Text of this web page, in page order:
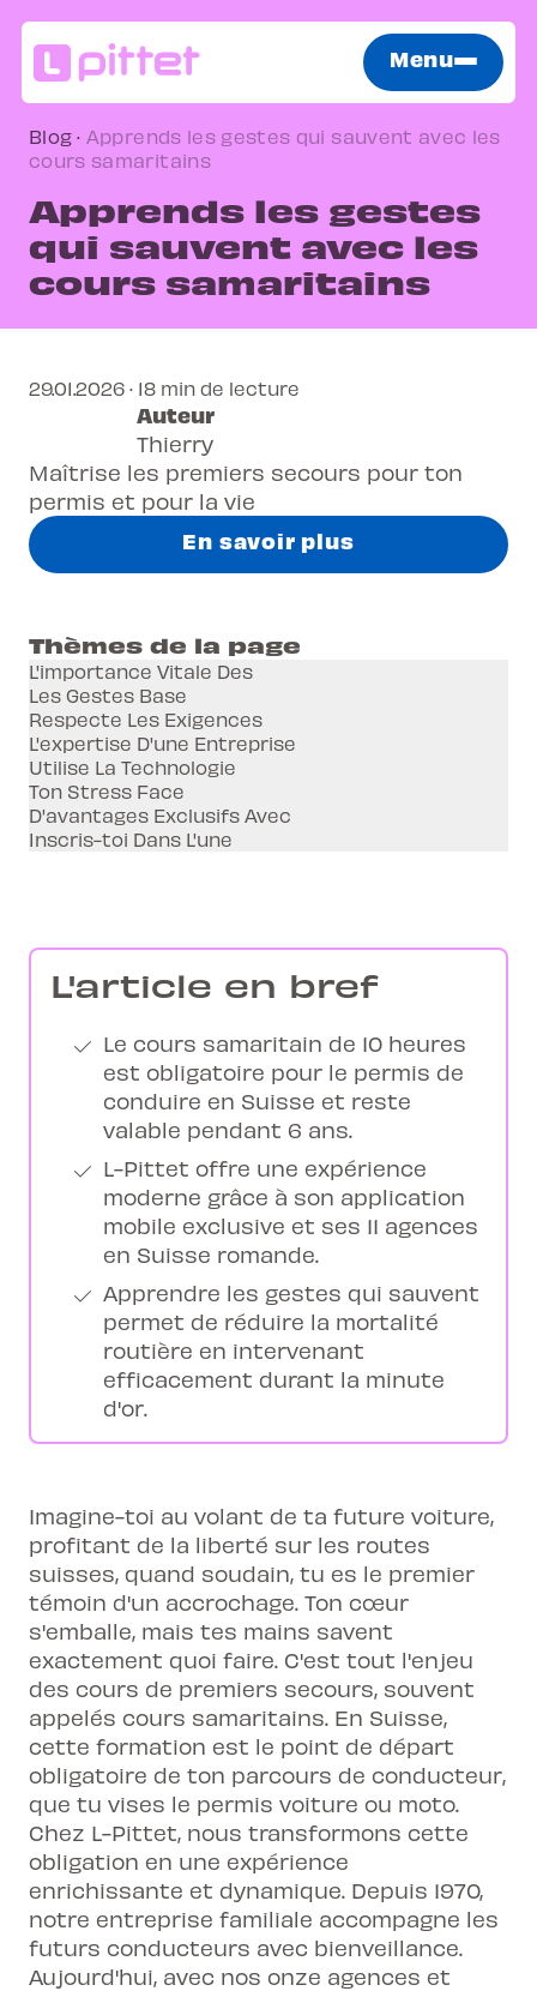
Menu
Blog · Apprends les gestes qui sauvent avec les
cours samaritains
Apprends les gestes
qui sauvent avec les
cours samaritains
Maîtrise les premiers secours pour ton
permis et pour la vie
En savoir plus
29.01.2026 · 18 min de lecture
Auteur
Thierry
Thèmes de la page
L'importance Vitale Des
Les Gestes Base
Respecte Les Exigences
L'expertise D'une Entreprise
Utilise La Technologie
Ton Stress Face
D'avantages Exclusifs Avec
Inscris-toi Dans L'une
L'article en bref
Le cours samaritain de 10 heures
est obligatoire pour le permis de
conduire en Suisse et reste
valable pendant 6 ans.
L-Pittet offre une expérience
moderne grâce à son application
mobile exclusive et ses 11 agences
en Suisse romande.
Apprendre les gestes qui sauvent
permet de réduire la mortalité
routière en intervenant
efficacement durant la minute
d'or.
Imagine-toi au volant de ta future voiture,
profitant de la liberté sur les routes
suisses, quand soudain, tu es le premier
témoin d'un accrochage. Ton cœur
s'emballe, mais tes mains savent
exactement quoi faire. C'est tout l'enjeu
des cours de premiers secours, souvent
appelés cours samaritains. En Suisse,
cette formation est le point de départ
obligatoire de ton parcours de conducteur,
que tu vises le permis voiture ou moto.
Chez L-Pittet, nous transformons cette
obligation en une expérience
enrichissante et dynamique. Depuis 1970,
notre entreprise familiale accompagne les
futurs conducteurs avec bienveillance.
Aujourd'hui, avec nos onze agences et